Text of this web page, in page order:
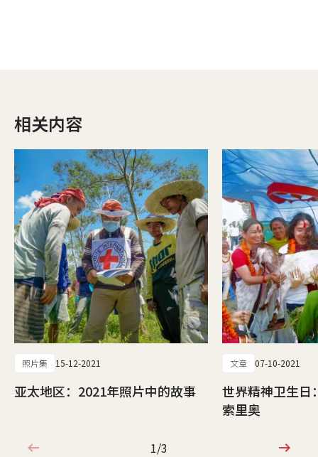
相关内容
照片集 15-12-2021
亚太地区：2021年照片中的故事
文章 07-10-2021
世界精神卫生
索里奥
1/3